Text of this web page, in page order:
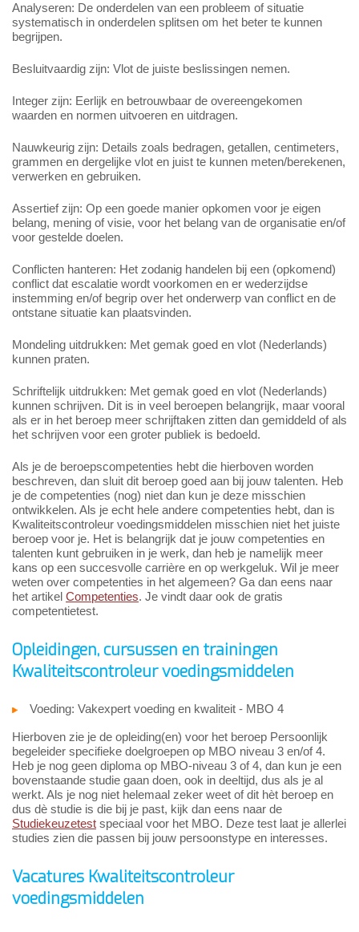
Analyseren: De onderdelen van een probleem of situatie
systematisch in onderdelen splitsen om het beter te kunnen
begrijpen.
Besluitvaardig zijn: Vlot de juiste beslissingen nemen.
Integer zijn: Eerlijk en betrouwbaar de overeengekomen
waarden en normen uitvoeren en uitdragen.
Nauwkeurig zijn: Details zoals bedragen, getallen, centimeters,
grammen en dergelijke vlot en juist te kunnen meten/berekenen,
verwerken en gebruiken.
Assertief zijn: Op een goede manier opkomen voor je eigen
belang, mening of visie, voor het belang van de organisatie en/of
voor gestelde doelen.
Conflicten hanteren: Het zodanig handelen bij een (opkomend)
conflict dat escalatie wordt voorkomen en er wederzijdse
instemming en/of begrip over het onderwerp van conflict en de
ontstane situatie kan plaatsvinden.
Mondeling uitdrukken: Met gemak goed en vlot (Nederlands)
kunnen praten.
Schriftelijk uitdrukken: Met gemak goed en vlot (Nederlands)
kunnen schrijven. Dit is in veel beroepen belangrijk, maar vooral
als er in het beroep meer schrijftaken zitten dan gemiddeld of als
het schrijven voor een groter publiek is bedoeld.
Als je de beroepscompetenties hebt die hierboven worden
beschreven, dan sluit dit beroep goed aan bij jouw talenten. Heb
je de competenties (nog) niet dan kun je deze misschien
ontwikkelen. Als je echt hele andere competenties hebt, dan is
Kwaliteitscontroleur voedingsmiddelen misschien niet het juiste
beroep voor je. Het is belangrijk dat je jouw competenties en
talenten kunt gebruiken in je werk, dan heb je namelijk meer
kans op een succesvolle carrière en op werkgeluk. Wil je meer
weten over competenties in het algemeen? Ga dan eens naar
het artikel Competenties. Je vindt daar ook de gratis
competentietest.
Opleidingen, cursussen en trainingen
Kwaliteitscontroleur voedingsmiddelen
Voeding: Vakexpert voeding en kwaliteit - MBO 4
Hierboven zie je de opleiding(en) voor het beroep Persoonlijk
begeleider specifieke doelgroepen op MBO niveau 3 en/of 4.
Heb je nog geen diploma op MBO-niveau 3 of 4, dan kun je een
bovenstaande studie gaan doen, ook in deeltijd, dus als je al
werkt. Als je nog niet helemaal zeker weet of dit hèt beroep en
dus dè studie is die bij je past, kijk dan eens naar de
Studiekeuzetest speciaal voor het MBO. Deze test laat je allerlei
studies zien die passen bij jouw persoonstype en interesses.
Vacatures Kwaliteitscontroleur
voedingsmiddelen